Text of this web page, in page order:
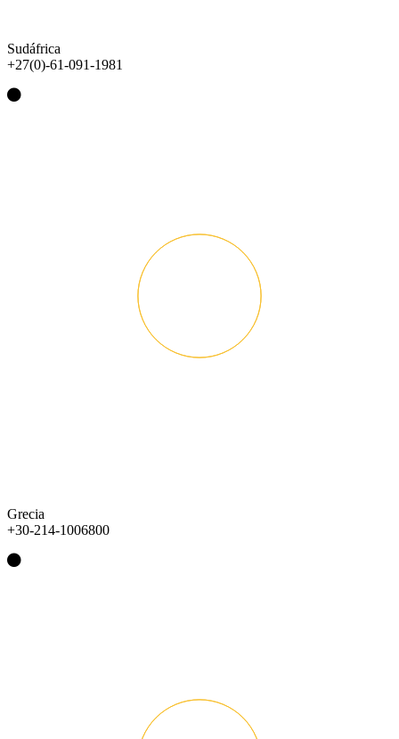
Sudáfrica
+27(0)-61-091-1981
Grecia
+30-214-1006800